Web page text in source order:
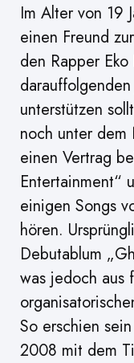
Im Alter von 19
einen Freund
den Rapper
unterstützen
noch unter dem
einen Vertrag
Entertainment“
einigen Songs
hören.
Debutablum
was jedoch aus
So erschien
2008 mit dem